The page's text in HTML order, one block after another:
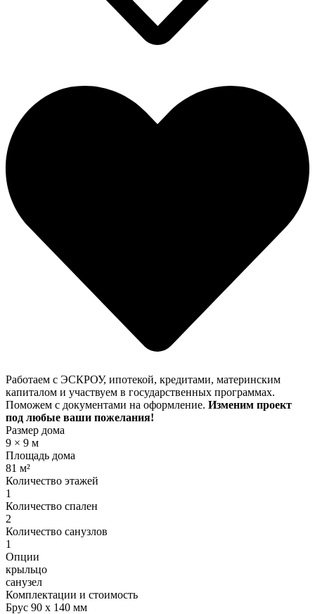
Работаем с ЭСКРОУ, ипотекой, кредитами, материнским
капиталом и участвуем в государственных программах.
Поможем с документами на оформление. Изменим проект
под любые ваши пожелания!
Размер дома
9 × 9 м
Площадь дома
81 м²
Количество этажей
1
Количество спален
2
Количество санузлов
1
Опции
крыльцо
санузел
Комплектации и стоимость
Брус 90 х 140 мм